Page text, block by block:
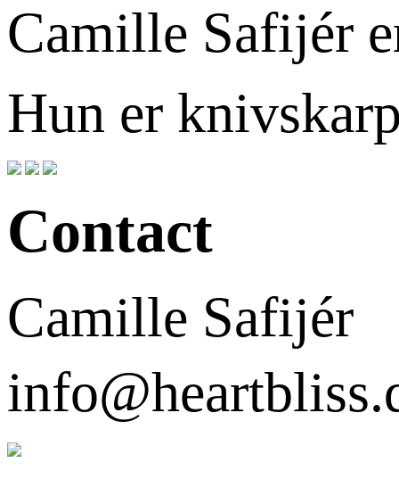
Camille Safijér
Hun er
Contact
Camille Safijér